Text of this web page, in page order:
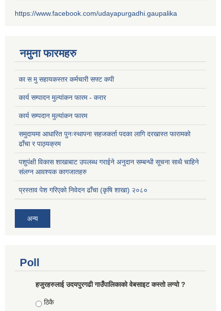
https://www.facebook.com/udayapurgadhi.gaupalika
नमुना फारमहरु
का स मु सहायकस्तर कर्मचारी सफ्ट कपी
कार्य सम्पादन मुल्यांकन फारम - करार
कार्य सम्पदान मुल्यांकन फारम
समुदायमा आधारित पुनःस्थापना सहजकर्ता पदका लागि दरखास्त फारामको
ढाँचा र पाठ्यक्रम
पशुपंक्षी विकास शाखाबाट उपलब्ध गराईने अनुदान सम्बन्धी सूचना साथै चाहिने
संलग्न आवश्यक कागजातहरु
प्रस्ताव पेश गरिएको निवेदन ढाँचा (कृषि शाखा) २०८०
अन्य
Poll
हजुरहरुलाई उदयपुरगढी गाउँपालिकाको वेबसाइट कस्तो लग्यो ?
Choices
ठिकै